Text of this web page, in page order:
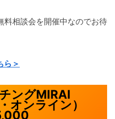
料相談会を開催中なのでお待
ら＞
ングMIRAI
オンライン）